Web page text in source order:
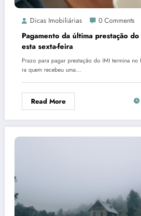
Dicas Imobiliárias 0 Comments
Pagamento da última prestação
esta sexta-feira
Prazo para pagar prestação do IMI termina no
ra quem recebeu uma…
Read More